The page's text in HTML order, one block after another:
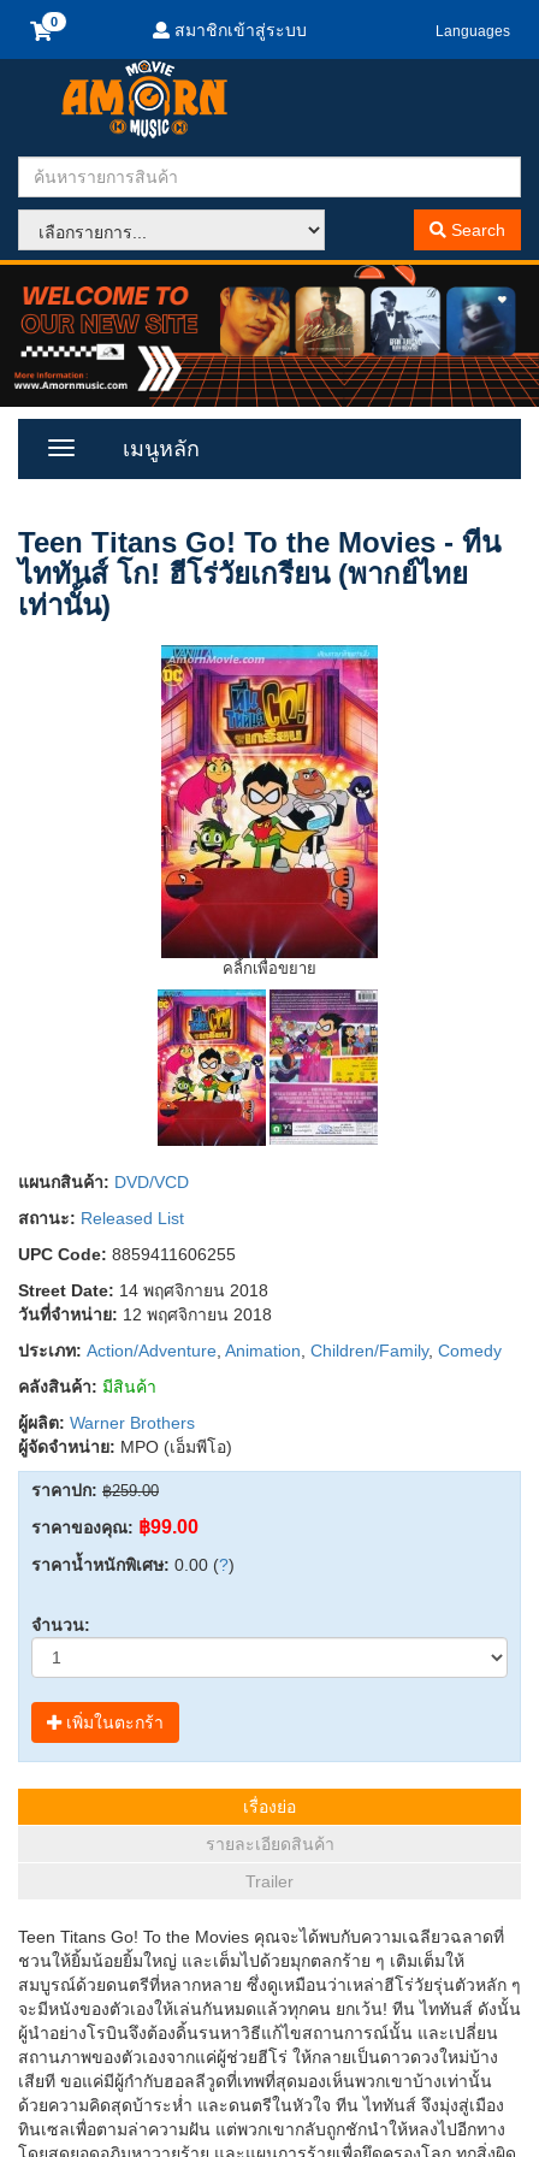
สมาชิกเข้าสู่ระบบ Languages
Search
Toggle
เมนูหลัก
Teen Titans Go! To the Movies - ทีน
ไททันส์ โก! ฮีโร่วัยเกรียน (พากย์ไทย
เท่านั้น)
คลิ้กเพื่อขยาย
แผนกสินค้า: DVD/VCD
สถานะ: Released List
UPC Code: 8859411606255
Street Date: 14 พฤศจิกายน 2018
วันที่จำหน่าย: 12 พฤศจิกายน 2018
ประเภท: Action/Adventure Animation Children/Family, Comedy
คลังสินค้า: มีสินค้า
ผู้ผลิต: Warner Brothers
ผู้จัดจำหน่าย: MPO (เอ็มพีโอ)
ราคาปก: ฿259.00
ราคาของคุณ: ฿99.00
ราคาน้ำหนักพิเศษ: 0.00 (?)
จำนวน:
เพิ่มในตะกร้า
เรื่องย่อ
รายละเอียดสินค้า
Trailer
Teen Titans Go! To the Movies คุณจะได้พบกับความเฉลียวฉลาดที่
ชวนให้ยิ้มน้อยยิ้มใหญ่ และเต็มไปด้วยมุกตลกร้าย ๆ เติมเต็มให้
สมบูรณ์ด้วยดนตรีที่หลากหลาย ซึ่งดูเหมือนว่าเหล่าฮีโร่วัยรุ่นตัวหลัก ๆ
จะมีหนังของตัวเองให้เล่นกันหมดแล้วทุกคน ยกเว้น! ทีน ไททันส์ ดังนั้น
ผู้นำอย่างโรบินจึงต้องดิ้นรนหาวิธีแก้ไขสถานการณ์นั้น และเปลี่ยน
สถานภาพของตัวเองจากแค่ผู้ช่วยฮีโร่ ให้กลายเป็นดาวดวงใหม่บ้าง
เสียที ขอแค่มีผู้กำกับฮอลลีวูดที่เทพที่สุดมองเห็นพวกเขาบ้างเท่านั้น
ด้วยความคิดสุดบ้าระห่ำ และดนตรีในหัวใจ ทีน ไททันส์ จึงมุ่งสู่เมือง
ทินเซลเพื่อตามล่าความฝัน แต่พวกเขากลับถูกชักนำให้หลงไปอีกทาง